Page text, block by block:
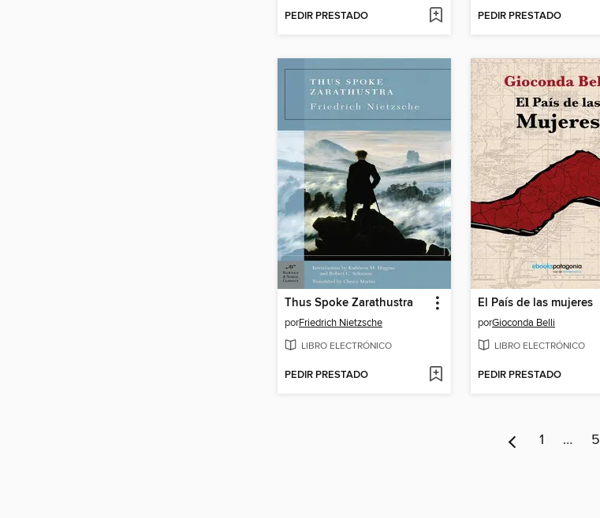
PEDIR PRESTADO PEDIR PRESTADO
Thus Spoke Zarathustra
porFriedrich Nietzsche
LIBRO ELECTRÓNICO
PEDIR PRESTADO
El País de las mujeres
porGioconda Belli
LIBRO ELECTRÓNICO
PEDIR PRESTADO
1 … 5